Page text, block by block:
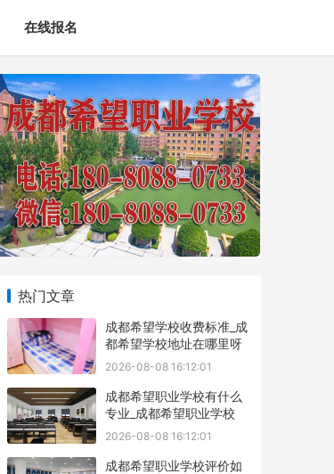
在线报名
热门文章
成都希望学校收费标准_成
都希望学校地址在哪里呀
2026-08-08 16:12:01
成都希望职业学校有什么
专业_成都希望职业学校
2026-08-08 16:12:01
成都希望职业学校评价如